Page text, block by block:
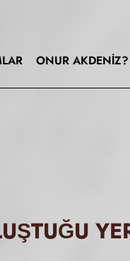
ONUR AKDENIZ?